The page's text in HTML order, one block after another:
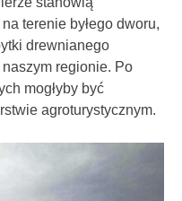
terenie byłego dworu,
drewnianego
regionie. Po
mogłyby być
agroturystycznym.